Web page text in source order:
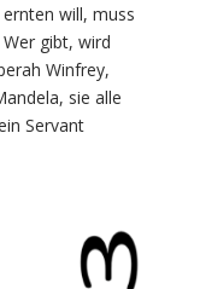
will, muss
gibt, wird
Winfrey,
sie alle
Servant